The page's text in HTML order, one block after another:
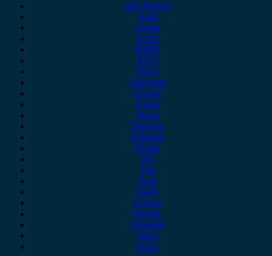
Alfa Romeo
Audi
Austin
Acura
BMW
BYD
Chery
Chevrolet
Citroen
Cupra
Dacia
Daewoo
Daihatsu
Dodge
DS
Fiat
Ford
Geely
Gonow
Honda
Hyundai
Isuzu
iveco